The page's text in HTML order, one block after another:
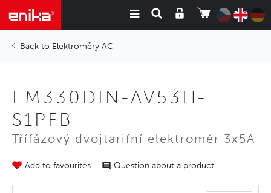
Elektroměry AC
EM330DIN-AV53H-
S1PFB
Třífázový dvojtarifní elektroměr 3x5A
Add to favourites Question about a product